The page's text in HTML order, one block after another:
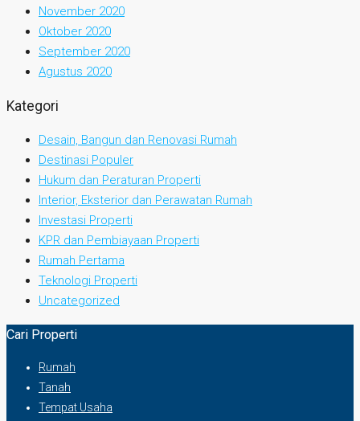
November 2020
Oktober 2020
September 2020
Agustus 2020
Kategori
Desain, Bangun dan Renovasi Rumah
Destinasi Populer
Hukum dan Peraturan Properti
Interior, Eksterior dan Perawatan Rumah
Investasi Properti
KPR dan Pembiayaan Properti
Rumah Pertama
Teknologi Properti
Uncategorized
Cari Properti
Rumah
Tanah
Tempat Usaha